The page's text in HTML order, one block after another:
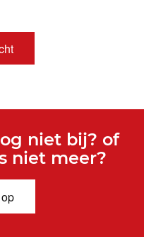
niet bij? of
niet meer?